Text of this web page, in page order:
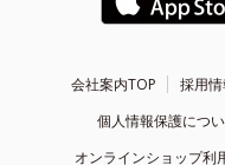
会社案内TOP 採用情
個人情報保護につ
オンラインショップ利